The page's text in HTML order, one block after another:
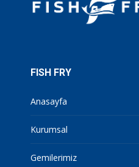
FISH FRY
Anasayfa
Kurumsal
Gemilerimiz